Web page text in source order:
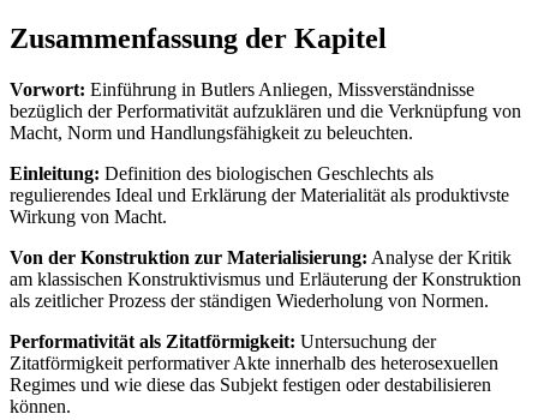
Zusammenfassung der Kapitel
Vorwort: Einführung in Butlers Anliegen, Missverständnisse
bezüglich der Performativität aufzuklären und die Verknüpfung von
Macht, Norm und Handlungsfähigkeit zu beleuchten.
Einleitung: Definition des biologischen Geschlechts als
regulierendes Ideal und Erklärung der Materialität als produktivste
Wirkung von Macht.
Von der Konstruktion zur Materialisierung: Analyse der Kritik
am klassischen Konstruktivismus und Erläuterung der Konstruktion
als zeitlicher Prozess der ständigen Wiederholung von Normen.
Performativität als Zitatförmigkeit: Untersuchung der
Zitatförmigkeit performativer Akte innerhalb des heterosexuellen
Regimes und wie diese das Subjekt festigen oder destabilisieren
können.